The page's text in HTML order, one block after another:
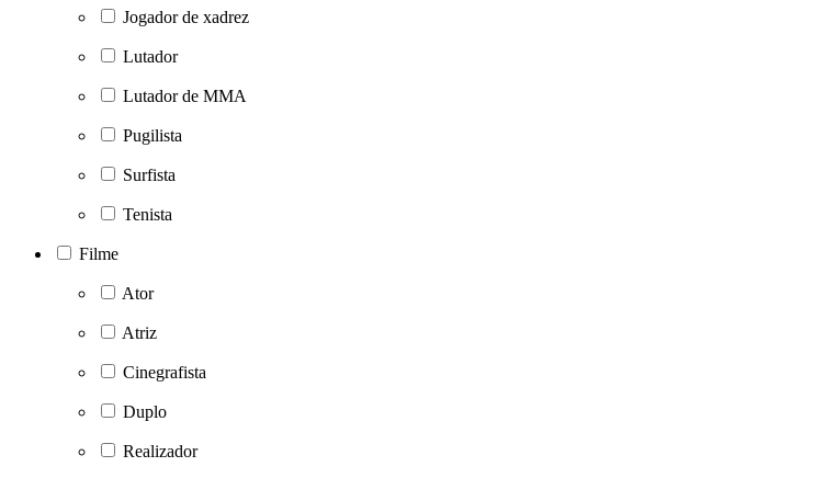
Jogador de xadrez
Lutador
Lutador de MMA
Pugilista
Surfista
Tenista
Filme
Ator
Atriz
Cinegrafista
Duplo
Realizador